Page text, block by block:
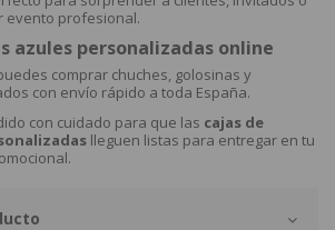
evento profesional.
azules personalizadas online
comprar chuches, golosinas y
con envío rápido a toda España.
con cuidado para que las cajas de
lleguen listas para entregar en tu